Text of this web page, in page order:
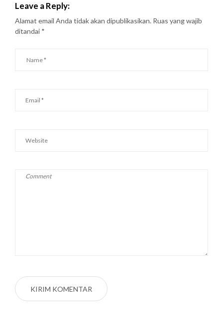
Leave a Reply:
Alamat email Anda tidak akan dipublikasikan. Ruas yang wajib
ditandai *